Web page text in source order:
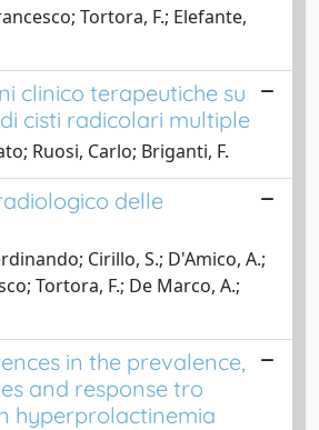
Tortora, F.; Elefante,
clinico terapeutiche su
cisti radicolari multiple
Ruosi, Carlo; Briganti, F.
delle
Cirillo, S.; D'Amico, A.;
Tortora, F.; De Marco, A.;
in the prevalence,
and response tro
hyperprolactinemia